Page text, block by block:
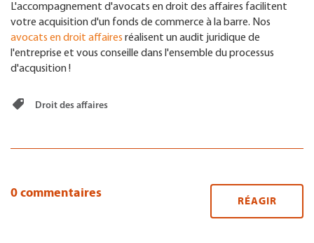
L'accompagnement d'avocats en droit des affaires facilitent
votre acquisition d'un fonds de commerce à la barre. Nos
avocats en droit affaires réalisent un audit juridique de
l'entreprise et vous conseille dans l'ensemble du processus
d'acqusition !
Droit des affaires
0 commentaires
RÉAGIR